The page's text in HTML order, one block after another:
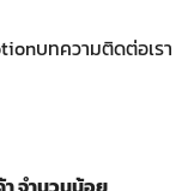
บทความติดต่อเรา